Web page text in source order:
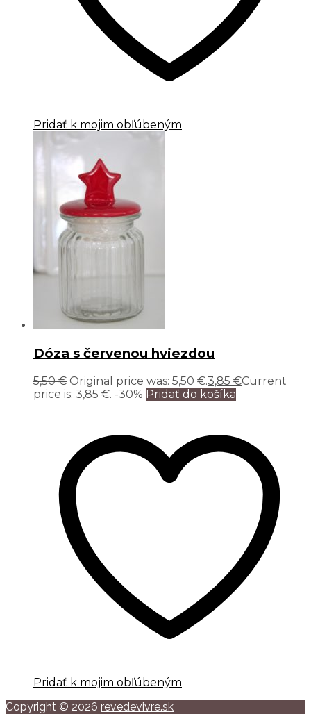
Pridať k mojim obľúbeným
Dóza s červenou hviezdou
5,50€ Original price was: 5,50 €.3,85 €Current
price is: 3,85 €. -30% Pridať do košíka
Pridať k mojim obľúbeným
Copyright © 2026 revedevivre.sk